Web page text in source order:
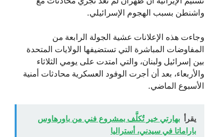
واشنطن بسبب الهجوم الإسرائيلي.
وجاءت هذه الإعلانات عشية الجولة الرابعة من
المفاوضات المباشرة التي تستضيفها الولايات المتحدة
بين إسرائيل ولبنان، والتي امتدت على يومي الثلاثاء
والأربعاء، بعد أن أجرت الوفود العسكرية محادثات أمنية
الأسبوع الماضي.
يقرأ بهارتي خير تُكلَّف بمشروع فني من باورهاوس
باراماتا في سيدني، أستراليا